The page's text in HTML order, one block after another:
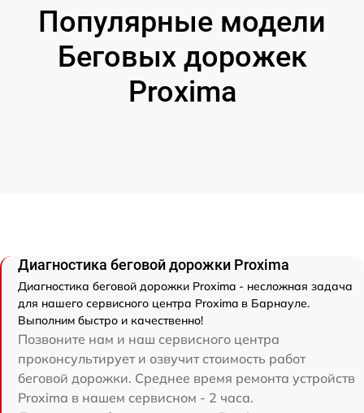
Популярные модели
Беговых дорожек
Proxima
Диагностика беговой дорожки Proxima
Диагностика беговой дорожки Proxima - несложная задача
для нашего сервисного центра Proxima в Барнауле.
Выполним быстро и качественно!
Позвоните нам и наш сервисного центра
проконсультирует и озвучит стоимость работ
беговой дорожки. Среднее время ремонта устройств
Proxima в нашем сервисном - 2 часа.